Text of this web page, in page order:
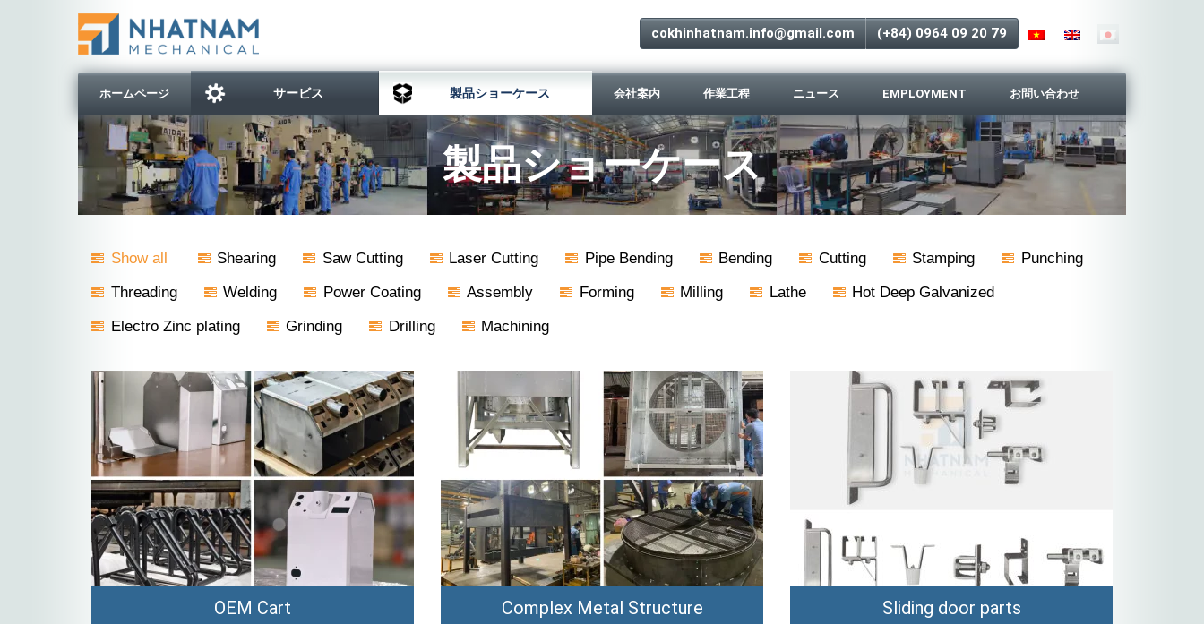
cokhinhatnam.info@gmail.com (+84) 0964 09 20 79
ホームページ サービス 製品ショーケース 会社案内 作業工程 ニュース EMPLOYMENT お問い合わせ
製品ショーケース
Show all Shearing Saw Cutting Laser Cutting Pipe Bending Bending Cutting Stamping
Punching
Threading
Welding Power Coating Assembly Forming Milling Lathe
Hot Deep Galvanized
Electro Zinc plating
Grinding Drilling Machining
OEM Cart Complex Metal Structure Sliding door parts